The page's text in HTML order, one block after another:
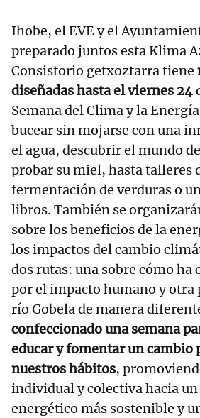
Ihobe, el EVE y el
preparado juntos esta Klima
Consistorio getxoztarra tiene
diseñadas hasta el viernes 24
Semana del Clima y la
bucear sin mojarse con una
el agua, descubrir el mundo
probar su miel, hasta talleres
fermentación de verduras o
libros. También se
sobre los beneficios de la
los impactos del cambio
dos rutas: una sobre cómo ha
por el impacto humano y otra
río Gobela de manera
confeccionado una semana
educar y fomentar un cambio
nuestros hábitos,
individual y colectiva hacia
energético más sostenible y